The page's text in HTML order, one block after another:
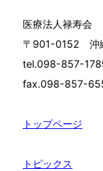
医療法人禄寿会
〒901-0152 沖
tel.098-857-
fax.098-857-
トップページ
トピックス